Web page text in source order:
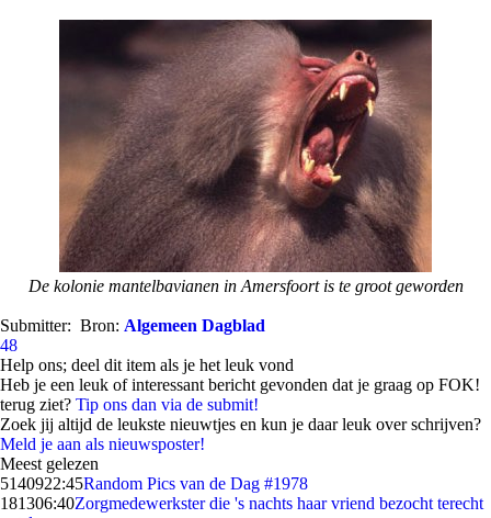
De kolonie mantelbavianen in Amersfoort is te groot geworden
Submitter: Bron: Algemeen Dagblad
48
Help ons; deel dit item als je het leuk vond
Heb je een leuk of interessant bericht gevonden dat je graag op FOK!
terug ziet? Tip ons dan via de submit!
Zoek jij altijd de leukste nieuwtjes en kun je daar leuk over schrijven?
Meld je aan als nieuwsposter!
Meest gelezen
5140922:45Random Pics van de Dag #1978
181306:40Zorgmedewerkster die 's nachts haar vriend bezocht terecht